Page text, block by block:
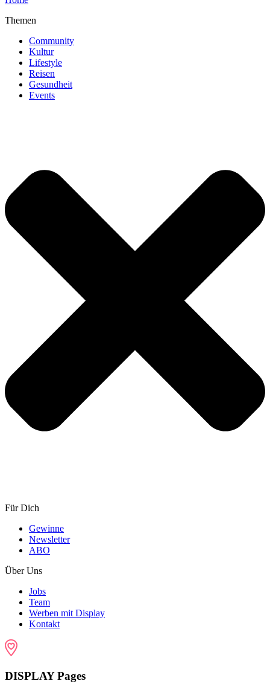
Themen
Community
Kultur
Lifestyle
Reisen
Gesundheit
Events
Für Dich
Gewinne
Newsletter
ABO
Über Uns
Jobs
Team
Werben mit Display
Kontakt
DISPLAY Pages